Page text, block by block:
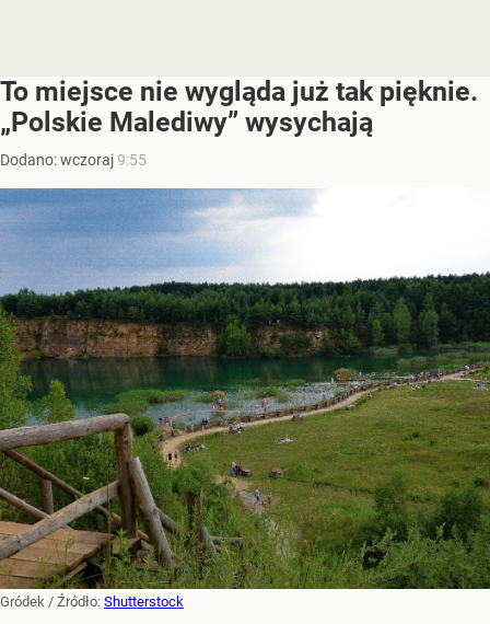
To miejsce nie wygląda już tak pięknie.
„Polskie Malediwy” wysychają
Dodano:wczoraj9:55
Gródek / Źródło: Shutterstock